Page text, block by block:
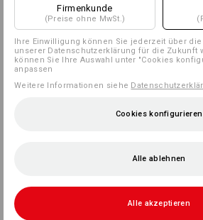
Firmenkunde
(Preise ohne MwSt.)
Ihre Einwilligung können Sie jederzeit über die
unserer Datenschutzerklärung für die Zukunft
können Sie Ihre Auswahl unter "Cookies
anpassen
Weitere Informationen siehe
Cookies konfigurieren
Alle ablehnen
Alle akzeptieren